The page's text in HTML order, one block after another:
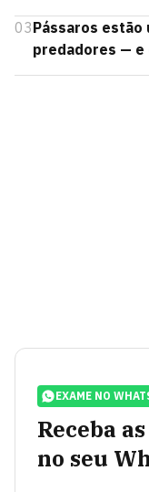
03Pássaros estão
predadores — e
EXAME NO
Receba
no seu